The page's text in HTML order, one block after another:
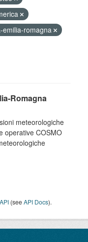
emilia-romagna
Romagna
meteorologiche
operative COSMO
API (seeAPI Docs).